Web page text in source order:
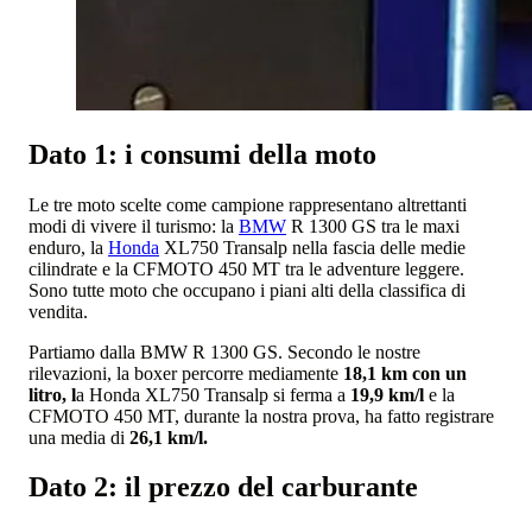
Dato 1: i consumi della moto
Le tre moto scelte come campione rappresentano altrettanti
modi di vivere il turismo: la BMW R 1300 GS tra le maxi
enduro, la Honda XL750 Transalp nella fascia delle medie
cilindrate e la CFMOTO 450 MT tra le adventure leggere.
Sono tutte moto che occupano i piani alti della classifica di
vendita.
Partiamo dalla BMW R 1300 GS. Secondo le nostre
rilevazioni, la boxer percorre mediamente 18,1 km con un
litro, la Honda XL750 Transalp si ferma a 19,9 km/l e la
CFMOTO 450 MT, durante la nostra prova, ha fatto registrare
una media di 26,1 km/l.
Dato 2: il prezzo del carburante